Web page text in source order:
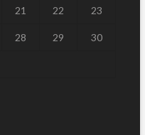
21 22 23
28 29 30